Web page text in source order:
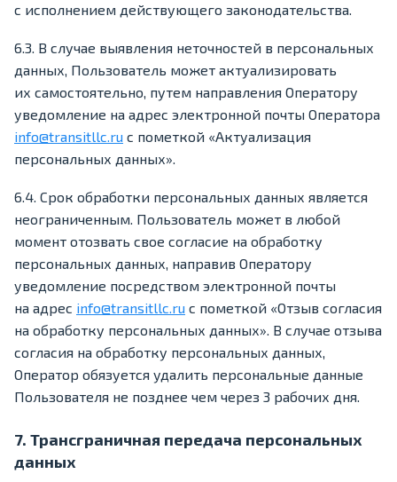
с исполнением действующего законодательства.
6.3. В случае выявления неточностей в персональных
данных, Пользователь может актуализировать
их самостоятельно, путем направления Оператору
уведомление на адрес электронной почты Оператора
info@transitllc.ru с пометкой «Актуализация
персональных данных».
6.4. Срок обработки персональных данных является
неограниченным. Пользователь может в любой
момент отозвать свое согласие на обработку
персональных данных, направив Оператору
уведомление посредством электронной почты
на адрес info@transitllc.ru с пометкой «Отзыв согласия
на обработку персональных данных». В случае отзыва
согласия на обработку персональных данных,
Оператор обязуется удалить персональные данные
Пользователя не позднее чем через 3 рабочих дня.
7. Трансграничная передача персональных
данных